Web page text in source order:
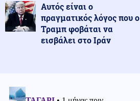
Αυτός είναι ο
πραγματικός λόγος που ο
Τραμπ φοβάται να
εισβάλει στο Ιράν